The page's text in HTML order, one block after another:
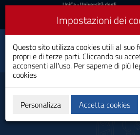
Vai
al
navigazione
UniCa
Accedi
UniCa- Università degli
Accedi UniCA
Toggle
navigation
Scienze dei Servizi
Giuridici
Laurea
Organizzazione
Impostazioni dei
Questo sito utilizza cookies utili al suo
propri e di terze parti. Cliccando su
acconsenti all'uso. Per saperne di più
cookies
Personalizza Accetta cookies